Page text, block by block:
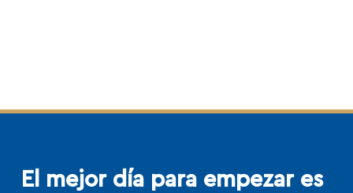
El mejor día para empezar es